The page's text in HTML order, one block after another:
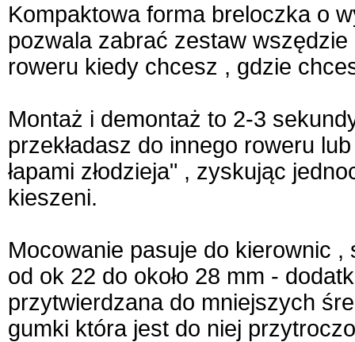
Kompaktowa forma breloczka o
pozwala zabrać zestaw
roweru kiedy chcesz , gdzie
Montaż i demontaż to 2-3
przekładasz do innego roweru
łapami złodzieja" , zyskując
kieszeni.
Mocowanie pasuje do kierownic
od ok 22 do około 28 mm -
przytwierdzana do mniejszych
gumki która jest do niej